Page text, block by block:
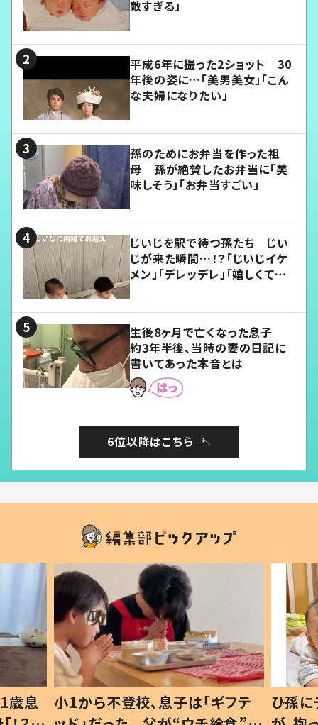
敵すぎる」
平成6年に撮った2ショット 30
年後の姿に…「美男美女」「こん
な夫婦になりたい」
孫のためにお弁当を作った祖
母 孫が絶賛したお弁当に「美
味しそう」「お弁当すごい」
じいじを駅で待つ孫たち じい
じが来た瞬間…！？「じいじイケ
メン」「デレッデレ」「嬉しくて可
生後8ヶ月で亡くなった息子
約3年半後、当時の妻の日記に
書いてあった本音とは
6位以降はこちら
歳息
小1から不登校、息子は「ギフテ
ひ孫